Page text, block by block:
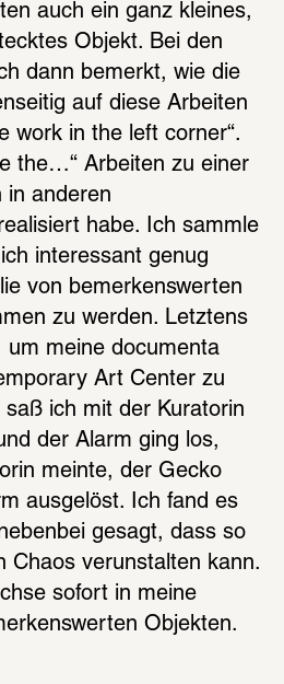
auch ein ganz kleines,
Objekt. Bei den
dann bemerkt, wie die
auf diese Arbeiten
work in the left corner“.
the…“ Arbeiten zu einer
in anderen
habe. Ich sammle
interessant genug
von bemerkenswerten
zu werden. Letztens
um meine documenta
Art Center zu
saß ich mit der Kuratorin
der Alarm ging los,
meinte, der Gecko
ausgelöst. Ich fand es
gesagt, dass so
Chaos verunstalten kann.
sofort in meine
Objekten.